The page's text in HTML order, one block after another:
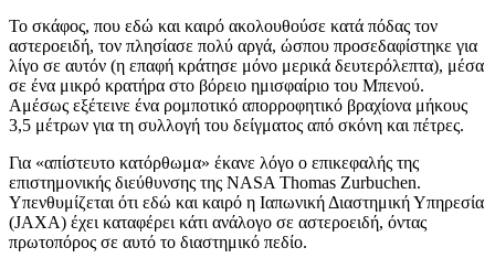
Το σκάφος, που εδώ και καιρό ακολουθούσε κατά πόδας τον
αστεροειδή, τον πλησίασε πολύ αργά, ώσπου προσεδαφίστηκε για
λίγο σε αυτόν (η επαφή κράτησε μόνο μερικά δευτερόλεπτα), μέσα
σε ένα μικρό κρατήρα στο βόρειο ημισφαίριο του Μπενού.
Αμέσως εξέτεινε ένα ρομποτικό απορροφητικό βραχίονα μήκους
3,5 μέτρων για τη συλλογή του δείγματος από σκόνη και πέτρες.
Για «απίστευτο κατόρθωμα» έκανε λόγο ο επικεφαλής της
επιστημονικής διεύθυνσης της NASA Thomas Zurbuchen.
Υπενθυμίζεται ότι εδώ και καιρό η Ιαπωνική Διαστημική Υπηρεσία
(JAXA) έχει καταφέρει κάτι ανάλογο σε αστεροειδή, όντας
πρωτοπόρος σε αυτό το διαστημικό πεδίο.